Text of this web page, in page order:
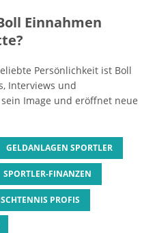
Einnahmen
Persönlichkeit ist Boll
Interviews und
Image und eröffnet neue
GELDANLAGEN SPORTLER
SPORTLER-FINANZEN
PROFIS